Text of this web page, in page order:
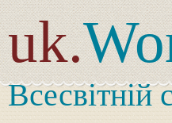
uk.
Всесвітній